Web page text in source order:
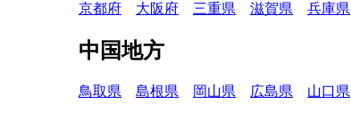
京都府 大阪府 三重県 滋賀県 兵庫県
中国地方
鳥取県 島根県 岡山県 広島県 山口県